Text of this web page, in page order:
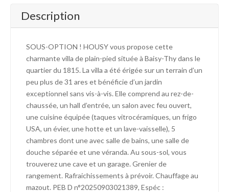
Description
SOUS-OPTION ! HOUSY vous propose cette
charmante villa de plain-pied située à Baisy-Thy dans le
quartier du 1815. La villa a été érigée sur un terrain d’un
peu plus de 31 ares et bénéficie d’un jardin
exceptionnel sans vis-à-vis. Elle comprend au rez-de-
chaussée, un hall d’entrée, un salon avec feu ouvert,
une cuisine équipée (taques vitrocéramiques, un frigo
USA, un évier, une hotte et un lave-vaisselle), 5
chambres dont une avec salle de bains, une salle de
douche séparée et une véranda. Au sous-sol, vous
trouverez une cave et un garage. Grenier de
rangement. Rafraichissements à prévoir. Chauffage au
mazout. PEB D n°20250903021389, Espéc :